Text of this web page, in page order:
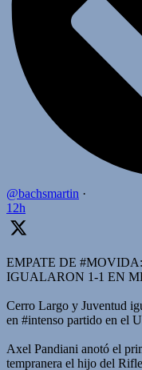
@bachsmartin ·
12h
EMPATE DE
IGUALARON 1-1 EN
Cerro Largo y Juventud
en #intenso partido en el
Axel Pandiani anotó el
tempranera el hijo del